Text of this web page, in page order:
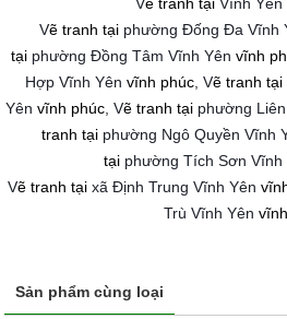
Vẽ tranh tại Vĩnh Yên
Vẽ tranh tại phường Đống Đa Vĩnh
tại phường Đồng Tâm Vĩnh Yên vĩnh
Hợp Vĩnh Yên vĩnh phúc, Vẽ tranh tại
Yên vĩnh phúc, Vẽ tranh tại phường
tranh tại phường Ngô Quyền Vĩnh
tại phường Tích Sơn Vĩnh
Vẽ tranh tạixã Định Trung Vĩnh Yên
Trù Vĩnh Yên
Sản phẩm cùng loại